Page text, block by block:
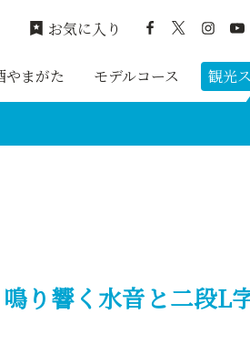
やまがた モデルコース 観光
お気に入り
り響く水音と二段L